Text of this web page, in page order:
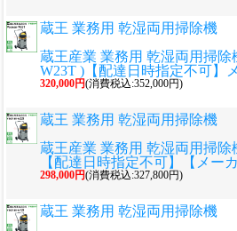
蔵王 業務用 乾湿両用掃除機
蔵王産業 業務用 乾湿両用掃除
W23T )【配達日時指定不可】
320,000円(消費税込:352,000円)
蔵王 業務用 乾湿両用掃除機
蔵王産業 業務用 乾湿両用掃除
【配達日時指定不可】【メー
298,000円(消費税込:327,800円)
蔵王 業務用 乾湿両用掃除機